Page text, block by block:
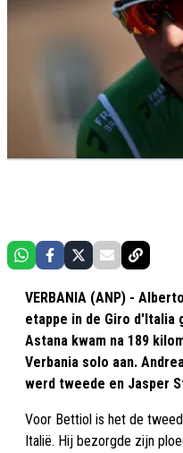
VERBANIA (ANP) -
etappe in de Giro d'Italia
Astana kwam na 189
Verbania solo aan.
werd tweede en Jasper
Voor Bettiol is het de
Italië. Hij bezorgde zijn